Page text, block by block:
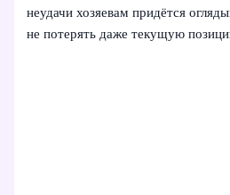
неудачи хозяевам придётся
не потерять даже текущую